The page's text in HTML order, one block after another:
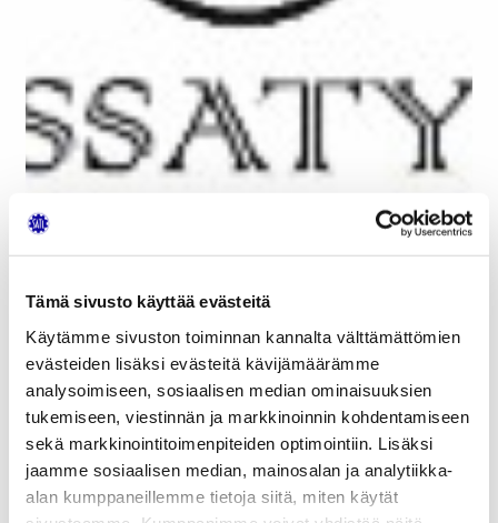
Tämä sivusto käyttää evästeitä
Käytämme sivuston toiminnan kannalta välttämättömien
evästeiden lisäksi evästeitä kävijämäärämme
analysoimiseen, sosiaalisen median ominaisuuksien
tukemiseen, viestinnän ja markkinoinnin kohdentamiseen
sekä markkinointitoimenpiteiden optimointiin. Lisäksi
jaamme sosiaalisen median, mainosalan ja analytiikka-
alan kumppaneillemme tietoja siitä, miten käytät
Juhlistimme yhdistyksemme 70-vuotista taivalta
lauantaina 20.9.2025 Salon Astrum-Keskuksessa.
Tilaisuuteen saapui yli 50 juhlavierasta.
Aloitimme juhlan tutustumalla Astrum-
Keskuksessa olevaan autonäyttelyyn.
Yksityiskokoelmaan on koottuna noin 40 autoa